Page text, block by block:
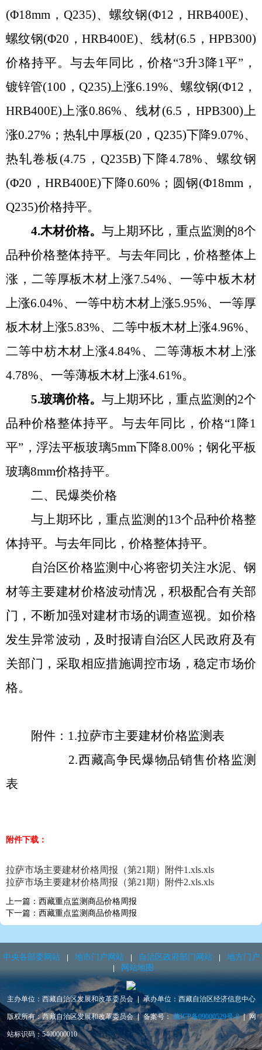
(Φ18mm，Q235)、螺纹钢(Φ12，HRB400E)、
螺纹钢(Φ20，HRB400E)、线材(6.5，HPB300)
价格持平。 与去年同比，价格“3升3降1平”，
镀锌管(100，Q235)上涨6.19%、螺纹钢(Φ12，
HRB400E)上涨0.86%、线材(6.5，HPB300)上
涨0.27%；热轧中厚板(20，Q235)下降9.07%、
热轧卷板(4.75，Q235B)下降4.78%、螺纹钢
(Φ20，HRB400E)下降0.60%；圆钢(Φ18mm，
Q235)价格持平。
4.木材价格。与上期环比，重点监测的8个
品种价格整体持平。 与去年同比，价格整体上
涨，二等厚板木材上涨7.54%、一等中板木材
上涨6.04%、一等中枋木材上涨5.95%、一等厚
板木材上涨5.83%、二等中板木材上涨4.96%、
二等中枋木材上涨4.84%、二等薄板木材上涨
4.78%、一等薄板木材上涨4.61%。
5.玻璃价格。与上期环比，重点监测的2个
品种价格整体持平。 与去年同比，价格“1降1
平”，浮法平板玻璃5mm下降8.00%；钢化平板
玻璃8mm价格持平。
二、民爆类价格
与上期环比，重点监测的13个品种价格整
体持平。 与去年同比，价格整体持平。
自治区价格监测中心将密切关注水泥、钢
材等主要建材价格波动情况，积极配合有关部
门，不断加强对建材市场的调查巡视。如价格
发生异常波动，及时报请自治区人民政府及有
关部门，采取相应措施调控市场，稳定市场价
格。
附件： 1.拉萨市主要建材价格监测表
2.西藏高争民爆物品销售价格监测
表
附件下载：
拉萨市场主要建材价格周报（第21期）附件1.xls.xls
拉萨市场主要建材价格周报（第21期）附件2.xls.xls
上一篇：西藏重点监测商品价格周报
下一篇：西藏重点监测商品价格周报
中央各部委网站 地市门户网站 自治区政府部门网站
地方门户
网站地图
主办单位：西藏自治区发展和改革委员会 承办单位：西藏自治区经济信息中心
版权所有：西藏自治区发展和改革委员会 备案号：藏ICP备09000529号-8 网
站标识码：5400000010